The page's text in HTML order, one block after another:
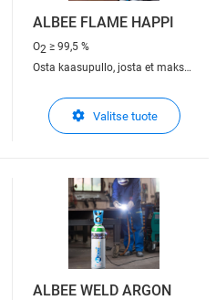
ALBEE FLAME HAPPI
O2 ≥ 99,5 %
Osta kaasupullo, josta et maksa
päivittäiseen tarpeeseen esim
lämmittämiseen, hitsaamiseen
Valitse tuote
ALBEE WELD ARGON